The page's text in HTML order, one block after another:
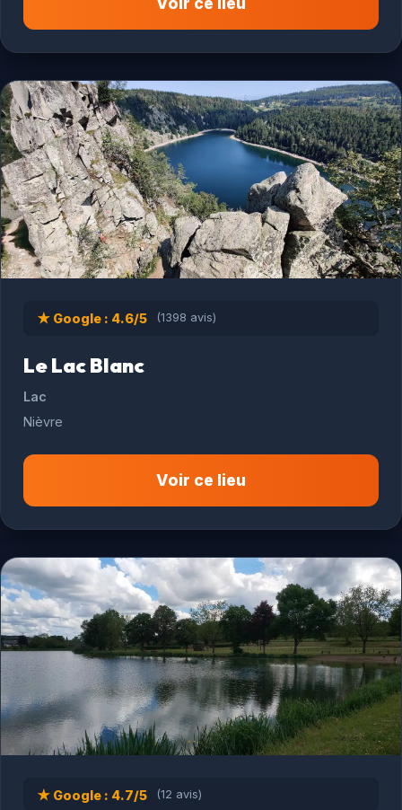
★ Google : 4.6/5 (1398 avis)
Le Lac Blanc
Lac
Nièvre
Voir ce lieu
★ Google : 4.7/5 (12 avis)